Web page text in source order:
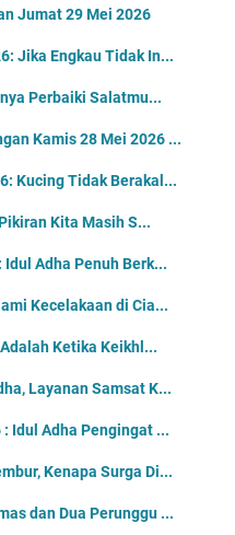
Jumat 29 Mei 2026
Jika Engkau Tidak In...
Perbaiki Salatmu...
Kamis 28 Mei 2026 ...
Kucing Tidak Berakal...
Kita Masih S...
Adha Penuh Berk...
Kecelakaan di Cia...
Ketika Keikhl...
Layanan Samsat K...
Idul Adha Pengingat ...
Kenapa Surga Di...
dan Dua Perunggu ...